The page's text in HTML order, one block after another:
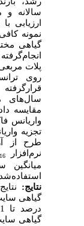
سالانه و
ارزیابی
نمونه
گیاهی
سال‌های
مقایسه
واریانس
تجزیه
طرح از
نرم‌افزار
میانگین
نتایج: